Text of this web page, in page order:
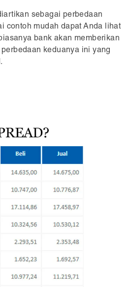
sebagai perbedaan
contoh mudah dapat Anda lihat
bank akan memberikan
keduanya ini yang